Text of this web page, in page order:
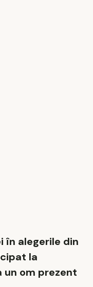
în alegerile din
la
un om prezent